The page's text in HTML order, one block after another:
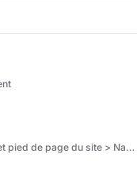
du site > Navigation and layout